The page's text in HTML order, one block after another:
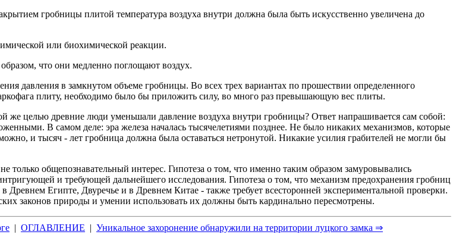
гробницы плитой температура воздуха внутри должна была быть искусственно увеличена до
или биохимической реакции.
что они медленно поглощают воздух.
давления в замкнутом объеме гробницы. Во всех трех вариантах по прошествии определенного
плиту, необходимо было бы приложить силу, во много раз превышающую вес плиты.
же целью древние люди уменьшали давление воздуха внутри гробницы? Ответ напрашивается сам собой:
В самом деле: эра железа началась тысячелетиями позднее. Не было никаких механизмов, которые
и тысяч - лет гробница должна была оставаться нетронутой. Никакие усилия грабителей не могли бы
общепознавательный интерес. Гипотеза о том, что именно таким образом замуровывались
и требующей дальнейшего исследования. Гипотеза о том, что механизм предохранения гробниц
Древнем Египте, Двуречье и в Древнем Китае - также требует всесторонней экспериментальной проверки.
законов природы и умении использовать их должны быть кардинально пересмотрены.
| ОГЛАВЛЕНИЕ | Уникальное захоронение обнаружили на территории луцкого замка ⇒